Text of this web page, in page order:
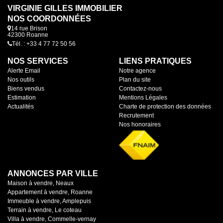
VIRGINIE GILLES IMMOBILIER
NOS COORDONNÉES
14 rue Brison
42300 Roanne
Tél. : +33 4 77 72 50 56
NOS SERVICES
Alerte Email
Nos outils
Biens vendus
Estimation
Actualités
LIENS PRATIQUES
Notre agence
Plan du site
Contactez-nous
Mentions Légales
Charte de protection des données
Recrutement
Nos honoraires
ANNONCES PAR VILLE
Maison à vendre, Neaux
Appartement à vendre, Roanne
Immeuble à vendre, Amplepuis
Terrain à vendre, Le coteau
Villa à vendre, Commelle-vernay